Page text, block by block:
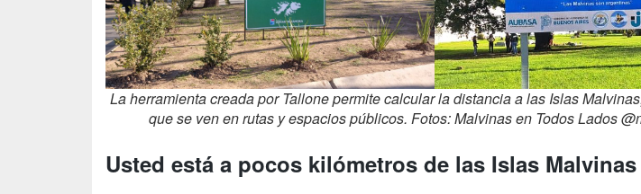
La herramienta creada por Tallone permite calcular la distancia a las Islas
que se ven en rutas y espacios públicos. Fotos: Malvinas en Todos Lados
Usted está a pocos kilómetros de las Islas Malvinas